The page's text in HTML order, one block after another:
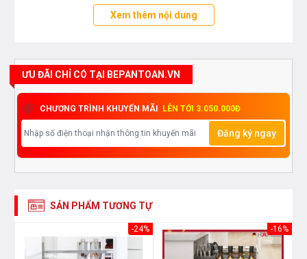
Xem thêm nội dung
ƯU ĐÃI CHỈ CÓ TẠI BEPANTOAN.VN
CHƯƠNG TRÌNH KHUYẾN MÃI LÊN TỚI 3.050.000Đ
Đăng ký ngay
SẢN PHẨM TƯƠNG TỰ
-24% -16%